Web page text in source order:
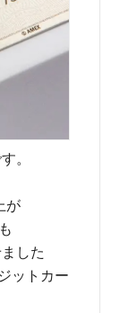
。
が
した
ットカー